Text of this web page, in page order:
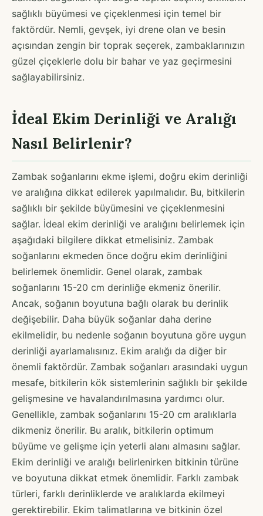
sağlıklı büyümesi ve çiçeklenmesi için temel bir
faktördür. Nemli, gevşek, iyi drene olan ve besin
açısından zengin bir toprak seçerek, zambaklarınızın
güzel çiçeklerle dolu bir bahar ve yaz geçirmesini
sağlayabilirsiniz.
İdeal Ekim Derinliği ve Aralığı
Nasıl Belirlenir?
Zambak soğanlarını ekme işlemi, doğru ekim derinliği
ve aralığına dikkat edilerek yapılmalıdır. Bu, bitkilerin
sağlıklı bir şekilde büyümesini ve çiçeklenmesini
sağlar. İdeal ekim derinliği ve aralığını belirlemek için
aşağıdaki bilgilere dikkat etmelisiniz. Zambak
soğanlarını ekmeden önce doğru ekim derinliğini
belirlemek önemlidir. Genel olarak, zambak
soğanlarını 15-20 cm derinliğe ekmeniz önerilir.
Ancak, soğanın boyutuna bağlı olarak bu derinlik
değişebilir. Daha büyük soğanlar daha derine
ekilmelidir, bu nedenle soğanın boyutuna göre uygun
derinliği ayarlamalısınız. Ekim aralığı da diğer bir
önemli faktördür. Zambak soğanları arasındaki uygun
mesafe, bitkilerin kök sistemlerinin sağlıklı bir şekilde
gelişmesine ve havalandırılmasına yardımcı olur.
Genellikle, zambak soğanlarını 15-20 cm aralıklarla
dikmeniz önerilir. Bu aralık, bitkilerin optimum
büyüme ve gelişme için yeterli alanı almasını sağlar.
Ekim derinliği ve aralığı belirlenirken bitkinin türüne
ve boyutuna dikkat etmek önemlidir. Farklı zambak
türleri, farklı derinliklerde ve aralıklarda ekilmeyi
gerektirebilir. Ekim talimatlarına ve bitkinin özel